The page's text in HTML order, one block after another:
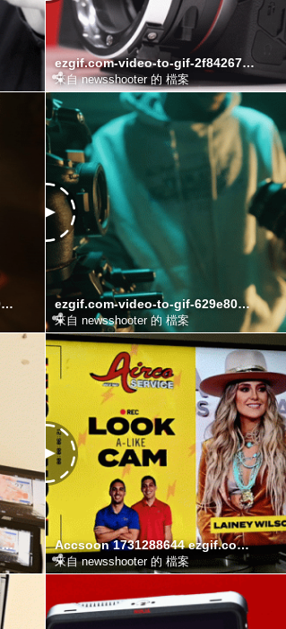
ezgif.com-video-to-gif-2f84267ad103bf54d.gif
來自 newsshooter 的 檔案
ezgif.com-video-to-gif-53f2730812033fd16.gif ezgif.com-video-to-gif-629e80719082efb32.gif
來自 newsshooter 的 檔案
60PHDLatencyHighBitrate ezgif.com video to gif converter Accsoon 1731288644 ezgif.com video to gif converter
來自 newsshooter 的 檔案